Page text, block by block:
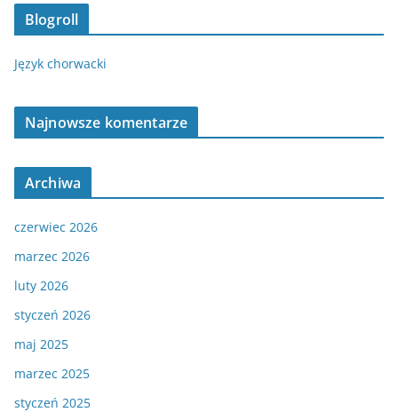
Blogroll
Język chorwacki
Najnowsze komentarze
Archiwa
czerwiec 2026
marzec 2026
luty 2026
styczeń 2026
maj 2025
marzec 2025
styczeń 2025